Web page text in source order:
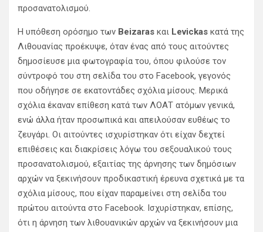
προσανατολισμού.
Η υπόθεση ορόσημο των Beizaras και Levickas κατά της
Λιθουανίας προέκυψε, όταν ένας από τους αιτούντες
δημοσίευσε μια φωτογραφία του, όπου φιλούσε τον
σύντροφό του στη σελίδα του στο Facebook, γεγονός
που οδήγησε σε εκατοντάδες σχόλια μίσους. Μερικά
σχόλια έκαναν επίθεση κατά των ΛΟΑΤ ατόμων γενικά,
ενώ άλλα ήταν προσωπικά και απειλούσαν ευθέως το
ζευγάρι. Οι αιτούντες ισχυρίστηκαν ότι είχαν δεχτεί
επιθέσεις και διακρίσεις λόγω του σεξουαλικού τους
προσανατολισμού, εξαιτίας της άρνησης των δημόσιων
αρχών να ξεκινήσουν προδικαστική έρευνα σχετικά με τα
σχόλια μίσους, που είχαν παραμείνει στη σελίδα του
πρώτου αιτούντα στο Facebook. Ισχυρίστηκαν, επίσης,
ότι η άρνηση των λιθουανικών αρχών να ξεκινήσουν μια